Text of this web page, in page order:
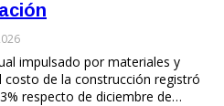
impulsado por materiales y
de la construcción registró
respecto de diciembre de…